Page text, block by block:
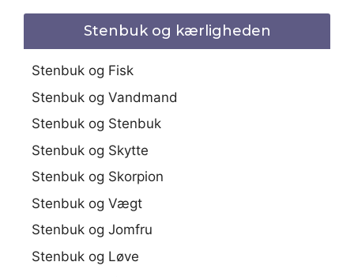
Stenbuk og kærligheden
Stenbuk og Fisk
Stenbuk og Vandmand
Stenbuk og Stenbuk
Stenbuk og Skytte
Stenbuk og Skorpion
Stenbuk og Vægt
Stenbuk og Jomfru
Stenbuk og Løve